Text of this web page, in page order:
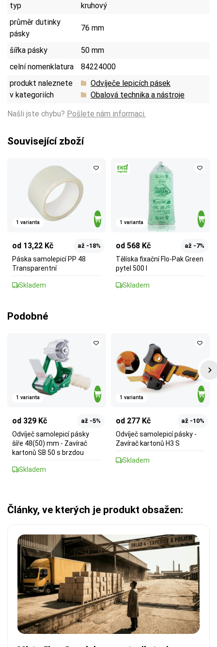
typ
kruhový
průměr dutinky
pásky
76 mm
šířka pásky
50 mm
celní nomenklatura
84224000
produkt naleznete
v kategoriích
Odvíječe lepicích pásek
Obalová technika a nástroje
Našli jste chybu? Pošlete nám informaci.
Související zboží
1 varianta
od 13,22 Kč až -18%
Páska samolepicí PP 48
Transparentní
Skladem
1 varianta
od 568 Kč až -7%
Tělíska fixační Flo-Pak Green
pytel 500 l
Skladem
Podobné
1 varianta
od 329 Kč až -5%
Odvíječ samolepicí pásky
šíře 48(50) mm - Zavírač
kartonů SB 50 s brzdou
Skladem
1 varianta
od 277 Kč až -10%
Odvíječ samolepicí pásky -
Zavírač kartonů H3 S
Skladem
Články, ve kterých je produkt obsažen: